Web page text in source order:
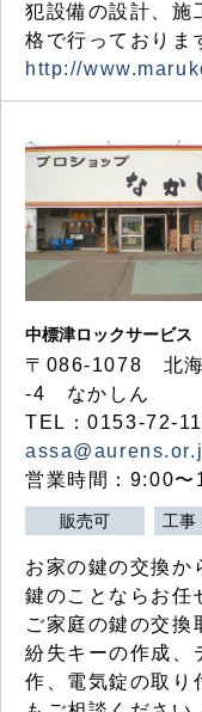
犯設備の設計、施
格で行っておりま
http://
中標津ロックサービス
〒086-1078 北海
-4 なかしん
TEL：0153-72-
営業時間：9:00〜
販売可 工事
お家の鍵の交換か
鍵のことならお任
ご家庭の鍵の交換
紛失キーの作成、
作、電気錠の取り